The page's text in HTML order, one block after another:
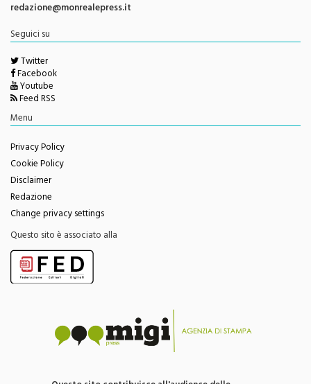
Twitter
Facebook
Youtube
Feed RSS
Menu
Privacy Policy
Cookie Policy
Disclaimer
Redazione
Change privacy settings
Questo sito è associato alla
testate giornalistiche edite da Migi Press snc